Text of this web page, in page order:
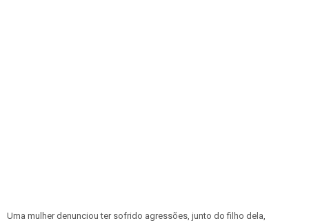
Uma mulher denunciou ter sofrido agressões, junto do filho dela,